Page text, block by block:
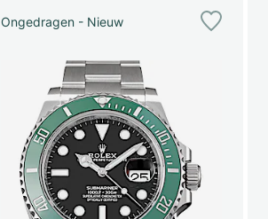
Ongedragen - Nieuw